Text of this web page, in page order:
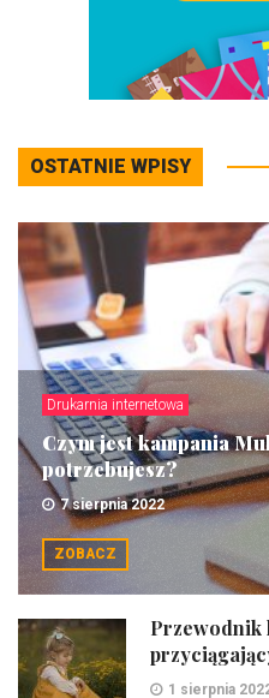
OSTATNIE WPISY
Drukarnia internetowa
Czym jest kampania
potrzebujesz?
7 sierpnia 2022
ZOBACZ
Przewodnik
1 sierpnia